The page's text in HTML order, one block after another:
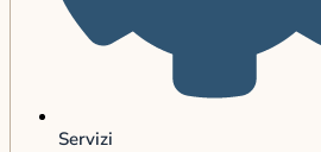
Servizi